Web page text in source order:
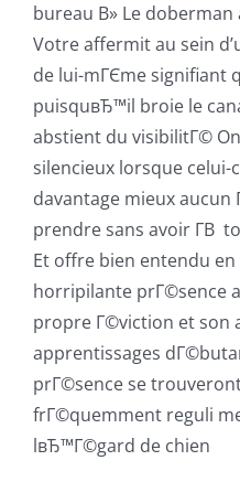
bureau В» Le
Votre affermit au sein
de lui-mГЄme signifiant
puisquвЂ™il broie le
abstient du visibilitГ©
silencieux lorsque
davantage mieux
prendre sans avoir Г­В
Et offre bien entendu
horripilante prГ©sence
propre Г©viction et son
apprentissages
prГ©sence se
frГ©quemment reguli
lвЂ™Г©gard de chien